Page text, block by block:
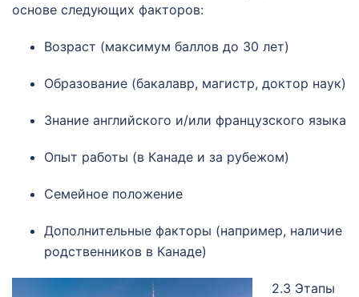
основе следующих факторов:
Возраст (максимум баллов до 30 лет)
Образование (бакалавр, магистр, доктор наук)
Знание английского и/или французского языка
Опыт работы (в Канаде и за рубежом)
Семейное положение
Дополнительные факторы (например, наличие
родственников в Канаде)
2.3 Этапы